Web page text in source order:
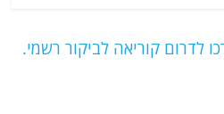
e
לדרום קוריאה לביקור רשמי.